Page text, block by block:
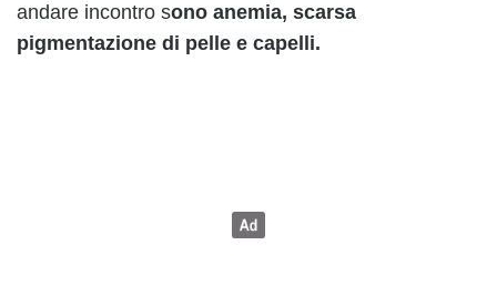
andare incontro sono anemia, scarsa
pigmentazione di pelle e capelli.